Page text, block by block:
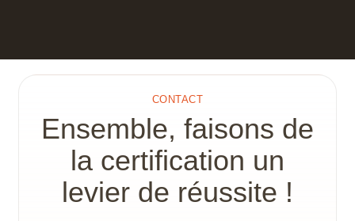
CONTACT
Ensemble, faisons de
la certification un
levier de réussite !